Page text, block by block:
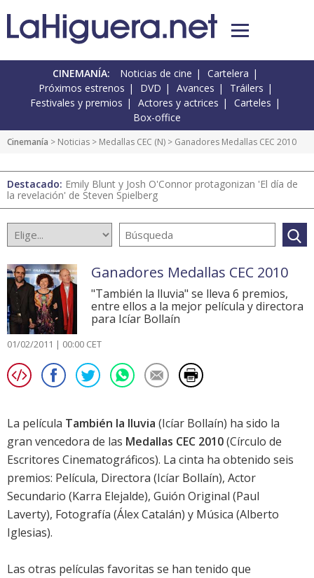
CINEMANÍA: Noticias de cine
Cartelera
Próximos estrenos
DVD Avances
Tráilers
Festivales y premios
Actores y actrices
Carteles
Box-office
Cinemanía > Noticias > Medallas CEC (N) > Ganadores Medallas CEC 2010
Destacado: Emily Blunt y Josh O'Connor protagonizan 'El día de
la revelación' de Steven Spielberg
Ganadores Medallas CEC 2010
"También la lluvia" se lleva 6 premios,
entre ellos a la mejor película y directora
para Icíar Bollaín
01/02/2011 | 00:00 CET
La película También la lluvia (Icíar Bollaín) ha sido la
gran vencedora de las Medallas CEC 2010(Círculo de
Escritores Cinematográficos). La cinta ha obtenido seis
premios: Película, Directora (Icíar Bollaín), Actor
Secundario (Karra Elejalde), Guión Original (Paul
Laverty), Fotografía (Álex Catalán) y Música (Alberto
Iglesias).
Las otras películas favoritas se han tenido que